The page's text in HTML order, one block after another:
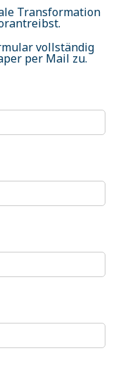
Transformation
vollständig
per Mail zu.